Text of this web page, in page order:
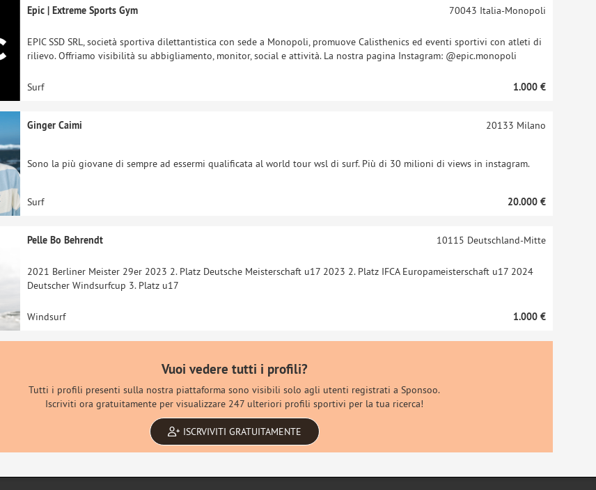
Epic | Extreme Sports Gym
EPIC SSD SRL, società sportiva dilettantistica con sede a Monopoli, promuove Calisthenics ed eventi sportivi con atleti di
rilievo. Offriamo visibilità su abbigliamento, monitor, social e attività. La nostra pagina Instagram: @epic.monopoli
70043 Italia-Monopoli
Surf 1.000 €
Ginger Caimi
Sono la più giovane di sempre ad essermi qualificata al world tour wsl di surf. Più di 30 milioni di views in instagram.
20133 Milano
Surf 20.000 €
Pelle Bo Behrendt
2021 Berliner Meister 29er 2023 2. Platz Deutsche Meisterschaft u17 2023 2. Platz IFCA Europameisterschaft u17 2024
Deutscher Windsurfcup 3. Platz u17
10115 Deutschland-Mitte
Windsurf 1.000 €
Vuoi vedere tutti i profili?
Tutti i profili presenti sulla nostra piattaforma sono visibili solo agli utenti registrati a Sponsoo.
Iscriviti ora gratuitamente per visualizzare 247 ulteriori profili sportivi per la tua ricerca!
ISCRVIVITI GRATUITAMENTE